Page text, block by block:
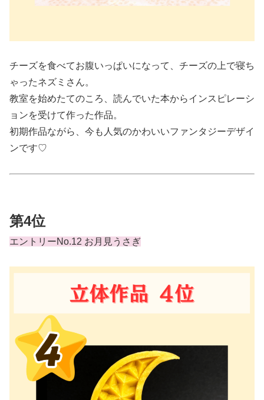
チーズを食べてお腹いっぱいになって、チーズの上で寝ち
ゃったネズミさん。
教室を始めたてのころ、読んでいた本からインスピレーシ
ョンを受けて作った作品。
初期作品ながら、今も人気のかわいいファンタジーデザイ
ンです♡
第4位
エントリーNo.12 お月見うさぎ